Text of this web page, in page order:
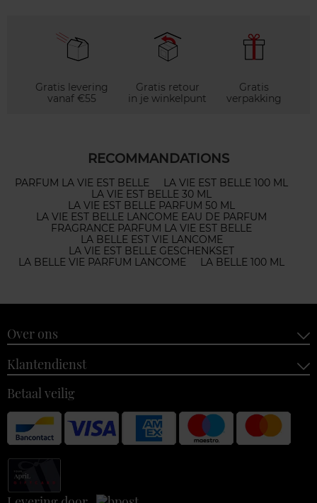
Gratis levering
vanaf €55
Gratis retour
in je winkelpunt
Gratis
verpakking
RECOMMANDATIONS
PARFUM LA VIE EST BELLE
LA VIE EST BELLE 100 ML
LA VIE EST BELLE 30 ML
LA VIE EST BELLE PARFUM 50 ML
LA VIE EST BELLE LANCOME EAU DE PARFUM
FRAGRANCE PARFUM LA VIE EST BELLE
LA BELLE EST VIE LANCOME
LA VIE EST BELLE GESCHENKSET
LA BELLE VIE PARFUM LANCOME
LA BELLE 100 ML
Over ons
Klantendienst
Betaal veilig